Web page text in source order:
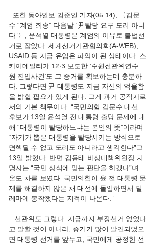
또한 동아일보 김준일 기자(05.14), 〈김문
수 “계엄 죄송” 다음날 “尹탈당 요구 도리 아니
다”〉, 윤석열 대통령은 계엄의 이유로 불법선
거로 잡았다. 세계선거기관협의회(A-WEB),
USAID 등 자금 유입은 파악이 된 상태이다. 스
카이데일리가 12·3 보도한 ‘수원선관위연수
원 진입사건’도 그 증거를 확보하는데 충분하
다. 그렇다면 尹 대통령도 지금 자신의 억울함
을 밝힐 필요가 있게 된다. 그게 과거 공직자로
서의 기본 책무이다. “국민의힘 김문수 대선
후보가 13일 윤석열 전 대통령 출당 문제에 대
해 “대통령이 탈당하느냐는 본인의 뜻”이라며
“자기가 뽑은 대통령을 탈당시키는 방식으로
면책될 수 없고 도리도 아니라고 생각한다”고
13일 밝혔다. 반면 김용태 비상대책위원장 지
명자는 “국민 상식에 맞는 판단을 하겠다”며
온도 차를 보였다. 국민의힘이 윤 전 대통령 문
제를 해결하지 않은 채 대선에 돌입하면서 딜
레마에 봉착했다는 지적이 나온다.”
선관위도 그렇다. 지금까지 부정선거 없었다
고 말할 것이 아니라, 증거가 많이 발견되었으
면 대통령 선거를 앞두고, 국민에게 공정한 선